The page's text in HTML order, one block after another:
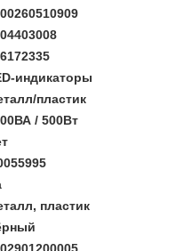
индикаторы
пластик
/ 500Вт
пластик